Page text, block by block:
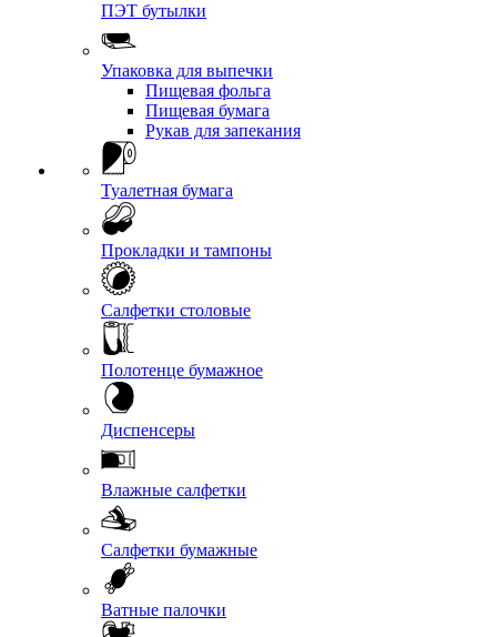
ПЭТ бутылки
Упаковка для выпечки
Пищевая фольга
Пищевая бумага
Рукав для запекания
Туалетная бумага
Прокладки и тампоны
Салфетки столовые
Полотенце бумажное
Диспенсеры
Влажные салфетки
Салфетки бумажные
Ватные палочки